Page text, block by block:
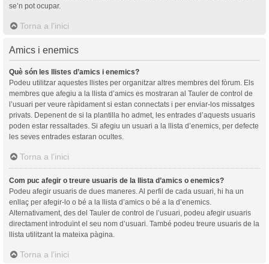
se’n pot ocupar.
Torna a l’inici
Amics i enemics
Què són les llistes d’amics i enemics?
Podeu utilitzar aquestes llistes per organitzar altres membres del fòrum. Els
membres que afegiu a la llista d’amics es mostraran al Tauler de control de
l’usuari per veure ràpidament si estan connectats i per enviar-los missatges
privats. Depenent de si la plantilla ho admet, les entrades d’aquests usuaris
poden estar ressaltades. Si afegiu un usuari a la llista d’enemics, per defecte
les seves entrades estaran ocultes.
Torna a l’inici
Com puc afegir o treure usuaris de la llista d’amics o enemics?
Podeu afegir usuaris de dues maneres. Al perfil de cada usuari, hi ha un
enllaç per afegir-lo o bé a la llista d’amics o bé a la d’enemics.
Alternativament, des del Tauler de control de l’usuari, podeu afegir usuaris
directament introduïnt el seu nom d’usuari. També podeu treure usuaris de la
llista utilitzant la mateixa pàgina.
Torna a l’inici